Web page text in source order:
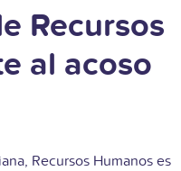
Recursos
al acoso
Recursos Humanos es